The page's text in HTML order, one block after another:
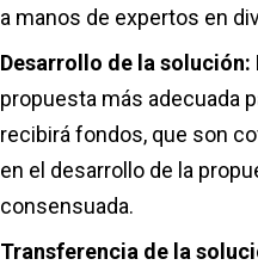
a manos de expertos en
Desarrollo de la solución:
propuesta más adecuada
recibirá fondos, que son
en el desarrollo de la
consensuada.
Transferencia de la